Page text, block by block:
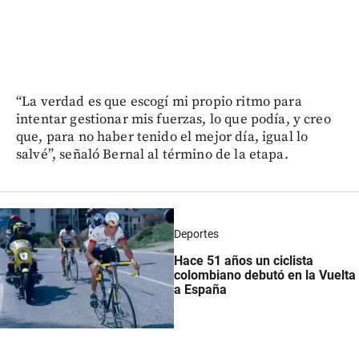
“La verdad es que escogí mi propio ritmo para
intentar gestionar mis fuerzas, lo que podía, y creo
que, para no haber tenido el mejor día, igual lo
salvé”, señaló Bernal al término de la etapa.
Deportes
Hace 51 años un ciclista
colombiano debutó en la Vuelta
a España